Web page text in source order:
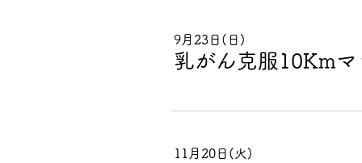
9月23日(日)
乳がん克服10Kmマ
11月20日(火)